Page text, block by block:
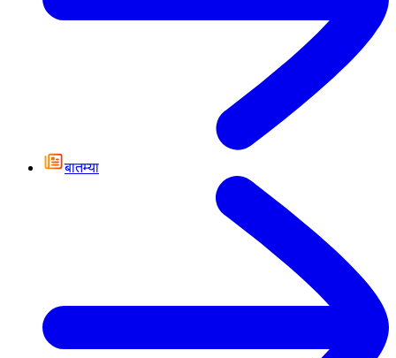
बातम्या